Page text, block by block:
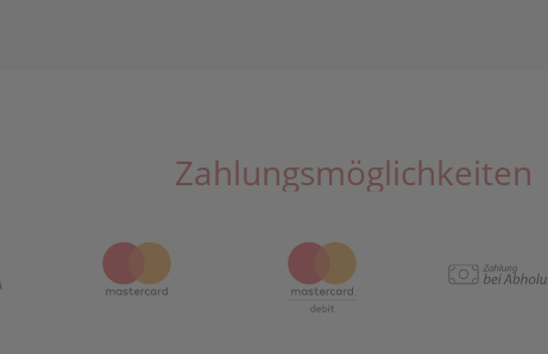
Zahlungsmöglichkeiten